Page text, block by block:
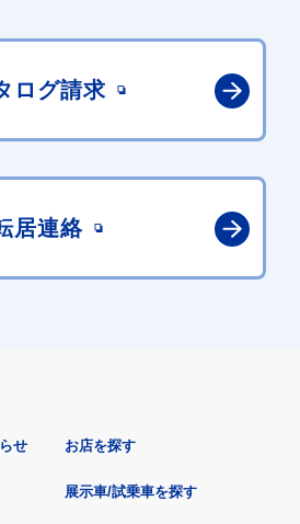
ログ請求
居連絡
せ お店を探す
展示車/試乗車を探す